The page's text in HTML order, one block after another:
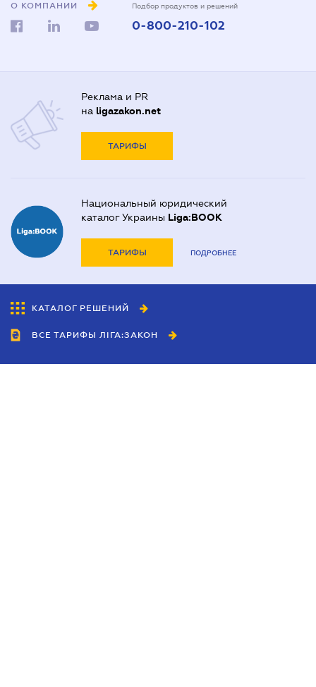
О КОМПАНИИ Подбор продуктов и решений
0-800-210-102
Реклама и PR
на ligazakon.net
ТАРИФЫ
Национальный юридический
каталог Украины Liga:BOOK
ТАРИФЫ ПОДРОБНЕЕ
КАТАЛОГ РЕШЕНИЙ
ВСЕ ТАРИФЫ ЛІГА:ЗАКОН